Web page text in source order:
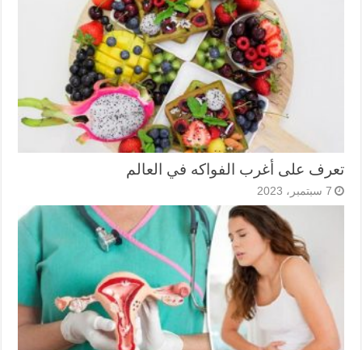
تعرف على أغرب الفواكه في العالم
7 سبتمبر، 2023